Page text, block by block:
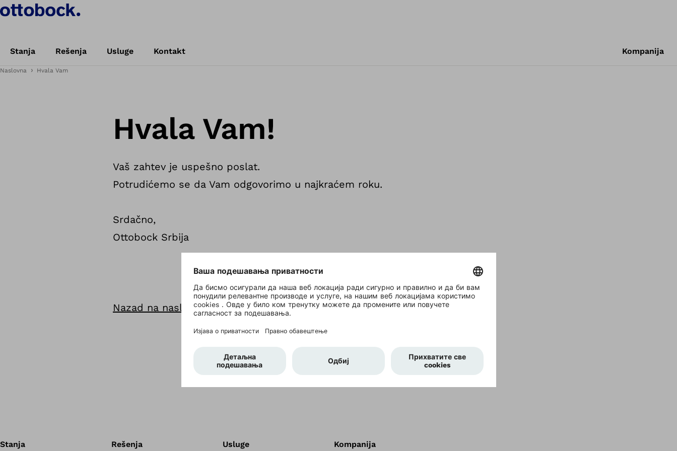
Stanja Rešenja Usluge Kontakt Kompanija
Naslovna Hvala Vam
Hvala Vam!
Vaš zahtev je uspešno poslat.
Potrudićemo se da Vam odgovorimo u najkraćem roku.
Srdačno,
Ottobock Srbija
Nazad na naslovnu stranu
Stanja Rešenja Usluge Kompanija